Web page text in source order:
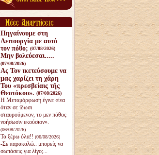
Πηγαίνουμε στη
Λειτουργία με αυτό
τον πόθο; (07/08/2026)
Μην βολεύεσαι.....
(07/08/2026)
Ας Τον ικετεύσουμε να
μας χαρίζει τη χάρη
Του «πρεσβείαις τῆς
Θεοτόκου». (07/08/2026)
Η Μεταμόρφωση έγινε «ίνα
όταν σε ίδωσι
σταυρούμενον, το μεν πάθος
νοήσωσιν εκούσιον».
(06/08/2026)
Τα ξέρω όλα!! (06/08/2026)
-Σε παρακαλώ.. μπορείς να
σωπάσεις για λίγο;...